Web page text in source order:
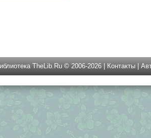
TheLib.Ru © 2006-2026 | Контакты |